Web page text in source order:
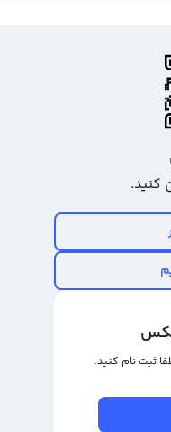
کنید.
ثبت نام کنید.